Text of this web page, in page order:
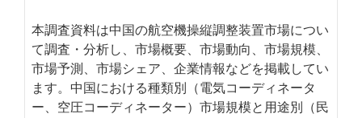
本調査資料は中国の航空機操縦調整装置市場につい
て調査・分析し、市場概要、市場動向、市場規模、
市場予測、市場シェア、企業情報などを掲載してい
ます。中国における種類別（電気コーディネータ
ー、空圧コーディネーター）市場規模と用途別（民